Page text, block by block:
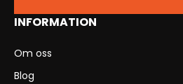
INFORMATION
Om oss
Blog